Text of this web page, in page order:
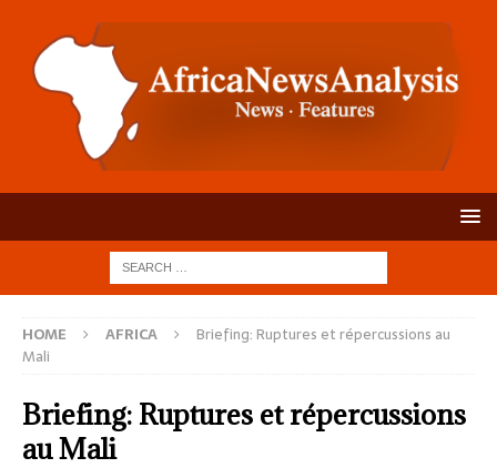
HOME AFRICA
Briefing: Ruptures et répercussions au
Mali
Briefing: Ruptures et répercussions
au Mali